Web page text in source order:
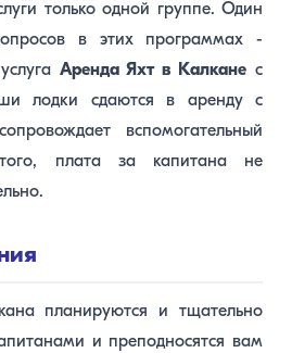
только одной группе. Один
в этих программах -
Аренда Яхт в Калкане с
лодки сдаются в аренду с
вспомогательный
плата за капитана не
планируются и тщательно
и преподносятся вам